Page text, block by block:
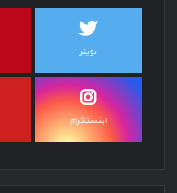
تویتر
اینستاگرام